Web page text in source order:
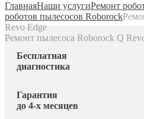
ГлавнаяНаши услугиРемонт
роботов пылесосов Roborock
Revo Edge
Ремонт пылесоса Roborock Q
Бесплатная
диагностика
Гарантия
до 4-х месяцев